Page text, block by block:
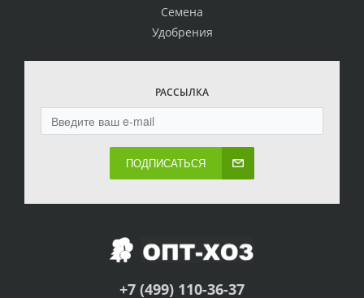
Семена
Удобрения
РАССЫЛКА
ПОДПИСАТЬСЯ
+7 (499) 110-36-37